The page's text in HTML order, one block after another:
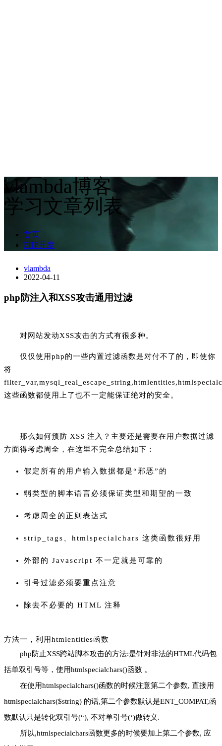
vlambda博客
学习文章列表
首页
PHP开发
vlambda
2022-04-11
php防注入和XSS攻击通用过滤
对网站发动XSS攻击的方式有很多种。
仅仅使用php的一些内置过滤函数是对付不了的，即使你
将
这些函数都使用上了也不一定能保证绝对的安全。
那么如何预防 XSS 注入？主要还是需要在用户数据过滤
方面得考虑周全，在这里不完全总结如下：
假定所有的用户输入数据都是“邪恶”的
弱类型的脚本语言必须保证类型和期望的一致
考虑周全的正则表达式
strip_tags、htmlspecialchars 这类函数很好用
外部的 Javascript 不一定就是可靠的
引号过滤必须要重点注意
除去不必要的 HTML 注释
方法一，利用htmlentities函数
php防止XSS跨站脚本攻击的方法:是针对非法的HTML代码包
括单双引号等，使用htmlspecialchars()函数 。
在使用htmlspecialchars()函数的时候注意第二个参数, 直接用
htmlspecialchars($string) 的话,第二个参数默认是ENT_COMPAT,函
数默认只是转化双引号(“), 不对单引号(‘)做转义.
所以,htmlspecialchars函数更多的时候要加上第二个参数, 应